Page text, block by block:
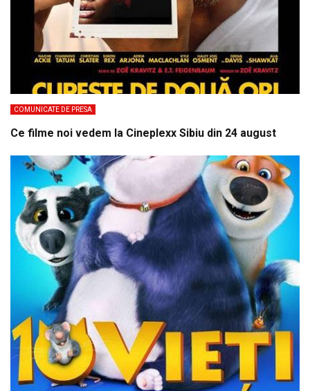
COMUNICATE DE PRESA
Ce filme noi vedem la Cineplexx Sibiu din 24 august